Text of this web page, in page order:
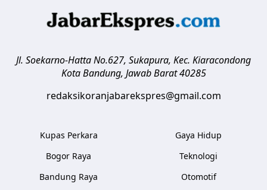
Jl. Soekarno-Hatta No.627, Sukapura, Kec. Kiaracondong
Kota Bandung, Jawab Barat 40285
redaksikoranjabarekspres@gmail.com
Kupas Perkara
Bogor Raya
Bandung Raya
Gaya Hidup
Teknologi
Otomotif